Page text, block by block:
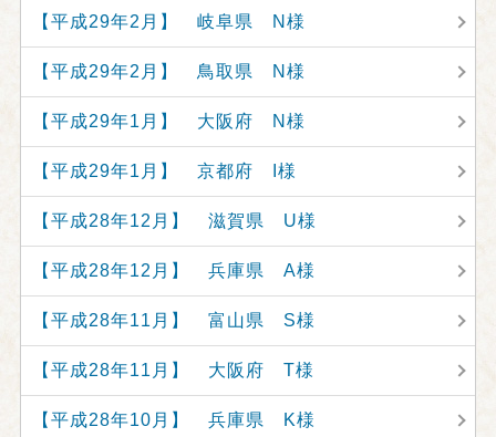
【平成29年2月】 岐阜県 N様
【平成29年2月】 鳥取県 N様
【平成29年1月】 大阪府 N様
【平成29年1月】 京都府 I様
【平成28年12月】 滋賀県 U様
【平成28年12月】 兵庫県 A様
【平成28年11月】 富山県 S様
【平成28年11月】 大阪府 T様
【平成28年10月】 兵庫県 K様